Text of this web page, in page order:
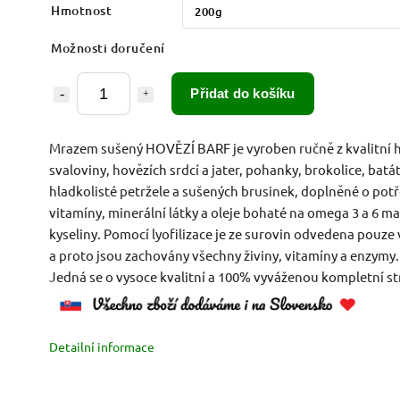
Hmotnost
Možnosti doručení
Přidat do košíku
Mrazem sušený HOVĚZÍ BARF je vyroben ručně z kvalitní
svaloviny, hovězích srdcí a jater, pohanky, brokolice,
hladkolisté petržele a sušených brusinek, doplněné o
vitamíny, minerální látky a oleje bohaté na omega 3 a 6
kyseliny. Pomocí lyofilizace je ze surovin odvedena pouze
a proto jsou zachovány všechny živiny, vitamíny a enzymy.
Jedná se o vysoce kvalitní a 100% vyváženou kompletní
Detailní informace